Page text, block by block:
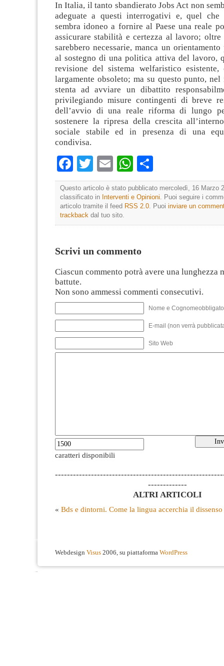
In Italia, il tanto sbandierato Jobs Act non
adeguate a questi interrogativi e, quel
sembra idoneo a fornire al Paese una reale
assicurare stabilità e certezza al lavoro; oltre
sarebbero necessarie, manca un
al sostegno di una politica attiva del lavoro,
revisione del sistema welfaristico esistente,
largamente obsoleto; ma su questo punto, nel
stenta ad avviare un dibattito
privilegiando misure contingenti di breve
dell’avvio di una reale riforma di lungo
sostenere la ripresa della crescita
sociale stabile ed in presenza di una
condivisa.
Facebook
TwitterEmailWhatsApp
Questo articolo è stato pubblicato mercoledì, 16 Marzo
classificato in Interventi e Opinioni. Puoi seguire i
articolo tramite il feed RSS 2.0. Puoi inviare un
trackback dal tuo sito.
Scrivi un commento
Ciascun commento potrà avere una lunghezza
battute.
Non sono ammessi commenti consecutivi.
Nome e
E-mail (non verrà
Sito Web
caratteri disponibili
-------------
ALTRI ARTICOLI
« Bds e dintorni. Come la lingua accerchia il dissenso
Webdesign Visus 2006, su piattaforma WordPress